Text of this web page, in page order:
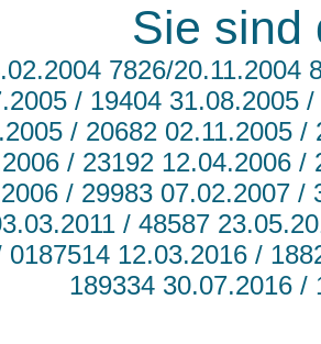
Sie
7826/20.11.2004
/ 19404 31.08.2005
/ 20682 02.11.2005
/ 23192 12.04.2006
/ 29983 07.02.2007
/ 48587
0187514 12.03.2016 /
189334 30.07.2016 /